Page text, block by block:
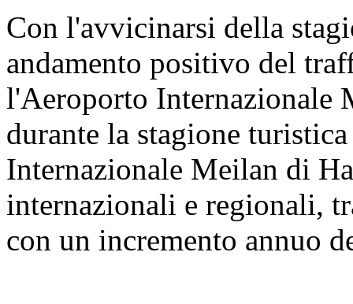
Con l'avvicinarsi della
andamento positivo del
l'Aeroporto Internazionale
durante la stagione
Internazionale Meilan di
internazionali e regionali,
con un incremento annuo